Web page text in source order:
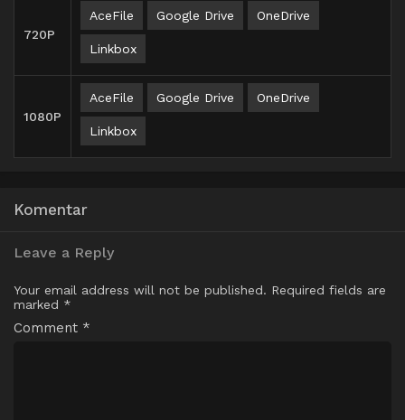
720P
AceFile Google Drive OneDrive
Linkbox
1080P
AceFile Google Drive OneDrive
Linkbox
Komentar
Leave a Reply
Your email address will not be published. Required fields are
marked *
Comment *